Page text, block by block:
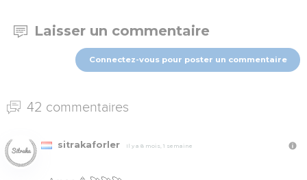
Laisser un commentaire
Connectez-vous pour poster un commentaire
42 commentaires
sitrakaforler Il y a 8 mois, 1 semaine